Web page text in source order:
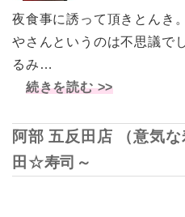
夜食事に誘って頂きとんき
やさんというのは不思議で
るみ…
続きを読む >>
阿部 五反田店 （意気
田☆寿司～